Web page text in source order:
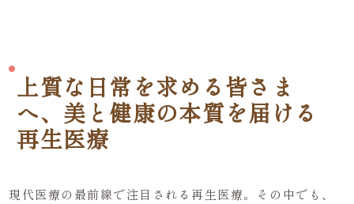
上質な日常を求める皆さま
へ、美と健康の本質を届ける
再生医療
現代医療の最前線で注目される再生医療。その中でも、